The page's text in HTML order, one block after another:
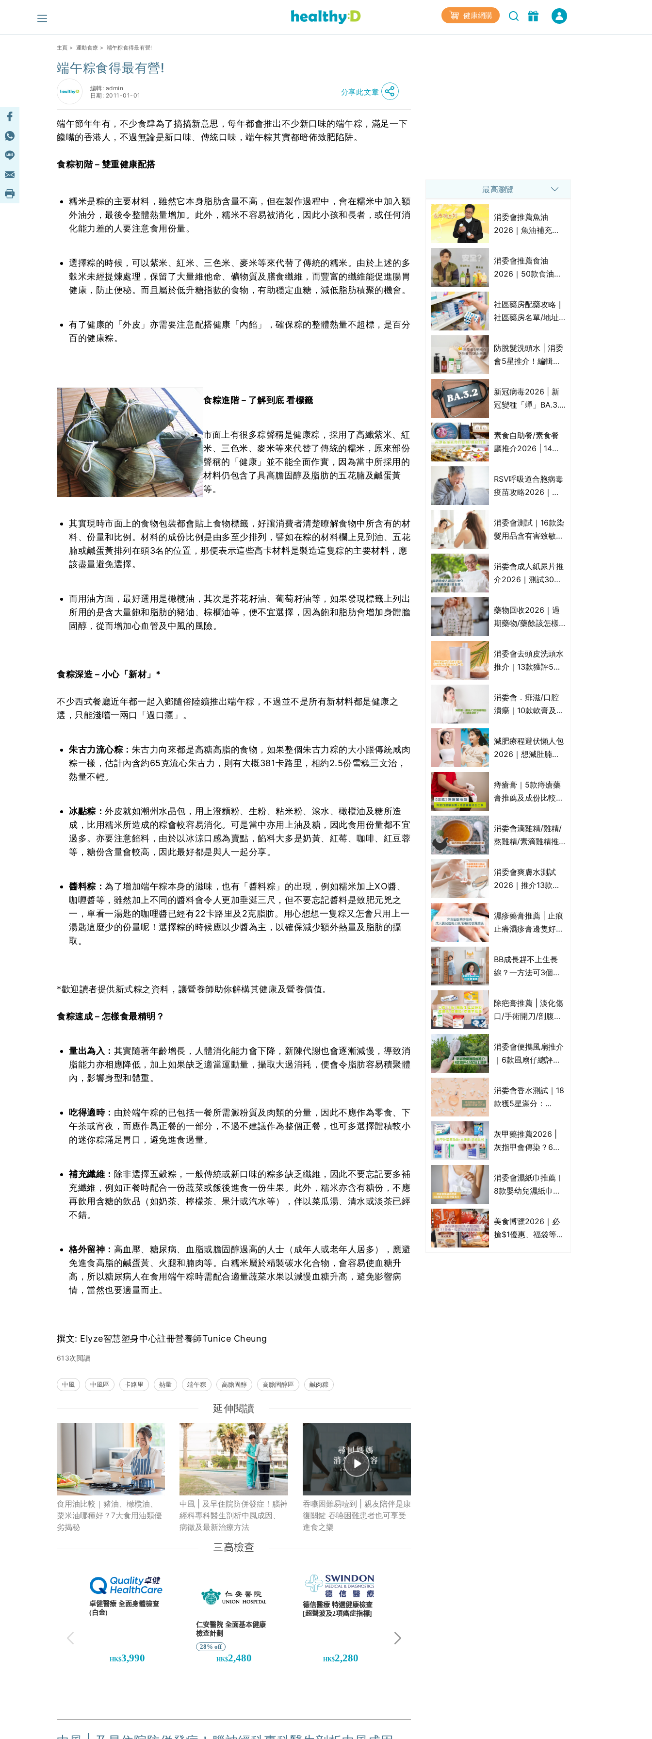
健康網購
主頁 > 運動食療 > 端午粽食得最有營!
端午粽食得最有營!
編輯: admin
日期: 2011-01-01
分享此文章
端午節年年有，不少食肆為了搞搞新意思，每年都會推出不少新口味的端午粽，滿足一下
饞嘴的香港人，不過無論是新口味、傳統口味，端午粽其實都暗佈致肥陷阱。
食粽初階－雙重健康配搭
糯米是粽的主要材料，雖然它本身脂肪含量不高，但在製作過程中，會在糯米中加入額
外油分，最後令整體熱量增加。此外，糯米不容易被消化，因此小孩和長者，或任何消
化能力差的人要注意食用份量。
選擇粽的時候，可以紫米、紅米、三色米、麥米等來代替了傳統的糯米。由於上述的多
穀米未經提煉處理，保留了大量維他命、礦物質及膳食纖維，而豐富的纖維能促進腸胃
健康，防止便秘。而且屬於低升糖指數的食物，有助穩定血糖，減低脂肪積聚的機會。
有了健康的「外皮」亦需要注意配搭健康「內餡」，確保粽的整體熱量不超標，是百分
百的健康粽。
食粽進階－了解到底 看標籤
市面上有很多粽聲稱是健康粽，採用了高纖紫米、紅
米、三色米、麥米等來代替了傳統的糯米，原來部份
聲稱的「健康」並不能全面作實，因為當中所採用的
材料仍包含了具高膽固醇及脂肪的五花腩及鹹蛋黃
等。
其實現時市面上的食物包裝都會貼上食物標籤，好讓消費者清楚瞭解食物中所含有的材
料、份量和比例。材料的成份比例是由多至少排列，譬如在粽的材料欄上見到油、五花
腩或鹹蛋黃排列在頭3名的位置，那便表示這些高卡材料是製造這隻粽的主要材料，應
該盡量避免選擇。
而用油方面，最好選用是橄欖油，其次是芥花籽油、葡萄籽油等，如果發現標籤上列出
所用的是含大量飽和脂肪的豬油、棕櫚油等，便不宜選擇，因為飽和脂肪會增加身體膽
固醇，從而增加心血管及中風的風險。
食粽深造－小心「新材」*
不少西式餐廳近年都一起入鄉隨俗陸續推出端午粽，不過並不是所有新材料都是健康之
選，只能淺嚐一兩口「過口癮」。
朱古力流心粽： 朱古力向來都是高糖高脂的食物，如果整個朱古力粽的大小跟傳統咸肉
粽一樣，估計內含約65克流心朱古力，則有大概381卡路里，相約2.5份雪糕三文治，
熱量不輕。
冰點粽：外皮就如潮州水晶包，用上澄麵粉、生粉、粘米粉、滾水、橄欖油及糖所造
成，比用糯米所造成的粽會較容易消化。可是當中亦用上油及糖，因此食用份量都不宜
過多。亦要注意餡料，由於以冰涼口感為賣點，餡料大多是奶黃、紅莓、咖啡、紅豆蓉
等，糖份含量會較高，因此最好都是與人一起分享。
醬料粽：為了增加端午粽本身的滋味，也有「醬料粽」的出現，例如糯米加上XO醬、
咖喱醬等，雖然加上不同的醬料會令人更加垂涎三尺，但不要忘記醬料是致肥元兇之
一，單看一湯匙的咖哩醬已經有22卡路里及2克脂肪。用心想想一隻粽又怎會只用上一
湯匙這麼少的份量呢！選擇粽的時候應以少醬為主，以確保減少額外熱量及脂肪的攝
取。
*歡迎讀者提供新式粽之資料，讓營養師助你解構其健康及營養價值。
食粽速成－怎樣食最精明？
量出為入： 其實隨著年齡增長，人體消化能力會下降，新陳代謝也會逐漸減慢，導致消
脂能力亦相應降低，加上如果缺乏適當運動量，攝取大過消耗，便會令脂肪容易積聚體
內，影響身型和體重。
吃得適時： 由於端午粽的已包括一餐所需澱粉質及肉類的分量，因此不應作為零食、下
午茶或宵夜，而應作爲正餐的一部分，不過不建議作為整個正餐，也可多選擇體積較小
的迷你粽滿足胃口，避免進食過量。
補充纖維： 除非選擇五穀粽，一般傳統或新口味的粽多缺乏纖維，因此不要忘記要多補
充纖維，例如正餐時配合一份蔬菜或飯後進食一份生果。此外，糯米亦含有糖份，不應
再飲用含糖的飲品（如奶茶、檸檬茶、果汁或汽水等），伴以菜瓜湯、清水或淡茶已經
不錯。
格外留神： 高血壓、糖尿病、血脂或膽固醇過高的人士（成年人或老年人居多），應避
免進食高脂的鹹蛋黃、火腿和腩肉等。白糯米屬於精製碳水化合物，會容易使血糖升
高，所以糖尿病人在食用端午粽時需配合適量蔬菜水果以減慢血糖升高，避免影響病
情，當然也要適量而止。
撰文: Elyze智慧塑身中心註冊營養師Tunice Cheung
613次閱讀
中風 中風區 卡路里 熱量 端午粽 高膽固醇 高膽固醇區 鹹肉粽
延伸閱讀
食用油比較｜豬油、橄欖油、
粟米油哪種好？7大食用油類優
劣揭秘
中風 | 及早住院防併發症！腦神
經科專科醫生剖析中風成因、
病徵及最新治療方法
吞嚥困難易噎到 | 親友陪伴是康
復關鍵 吞嚥困難患者也可享受
進食之樂
最高瀏覽
消委會推薦魚油
2026｜魚油補充劑
名單｜附1款國際魚
油標準5星認證 針對
消委會推薦食油
2026｜50款食油評
物｜21款健康煮食油
總評達5星滿分名單
花籽油/花生油等)
社區藥房配藥攻略｜
社區藥房名單/地址/
法一覽表｜社區藥房
是甚麼？可以申請藥
防脫髮洗頭水 | 消委
會5星推介！編輯加
比較：位元堂、呂、
PANTOGAR、純素
新冠病毒2026 | 新
冠變種「蟬」BA.3.2
播、風險與預防方法
一文睇
素食自助餐/素食餐
廳推介2026 | 14間
中式/印度/東南亞/港
式/Fusion素食齋菜
RSV呼吸道合胞病毒
疫苗攻略2026｜
高危？RSV疫苗價錢
比較、打針後反應處
消委會測試｜16款染
髮用品含有害致敏物
介!50惠、Return回
本、Furnte、Rerise
消委會成人紙尿片推
介2026｜測試30款
滲墊防漏表現/回滲/
化學物質檢測等｜5
藥物回收2026｜過
期藥物/藥餘該怎樣
地點一覽｜屈臣氏、
萬寧、首衛、綠領行
消委會去頭皮洗頭水
推介｜13款獲評5星
KLORANE、沙宣、
呂、LUX等上榜｜4
消委會．痱滋/口腔
潰瘍｜10款軟膏及啫
屬處方藥物？有哪些
受關注成分？｜必知
減肥療程避伏懶人包
2026｜想減肚腩但
VS不良黑店5大手法
對比｜SLIMTONE減
痔瘡膏｜5款痔瘡藥
膏推薦及成份比較
有效紓緩痔瘡疼痛痕
癢｜附痔瘡成因及病
消委會滴雞精/雞精/
熬雞精/素滴雞精推
款含致癌物 9款總評
達5星滿分名單 屈臣
消委會爽膚水測試
2026｜推介13款總
Cetaphil、The
Ordinary、
濕疹藥膏推薦 | 止痕
止癢濕疹膏邊隻好？
膏/濕疹膏 嬰兒BB濕
疹皮膚適用！紓緩防
一覽)
BB成長趕不上生長
線？一方法可3個月
懂得把握1歲起「長
高黃金期」
除疤膏推薦 | 淡化傷
口/手術開刀/剖腹生
藥膏/除疤筆/除疤貼
比較（消委會教揀選
消委會便攜風扇推介
｜6款風扇仔總評達
品 MUJI、
Francfranc、
消委會香水測試｜18
款獲5星滿分：
ARMANI、Marks &
Spencer、CHANEL
灰甲藥推薦2026 |
灰指甲會傳染？6款
膏/抗甲癬油劑的功
效/價格比較：羅霉
消委會濕紙巾推薦︱
8款嬰幼兒濕紙巾獲
屈臣氏watsons、強
生Johnson's等｜測
美食博覽2026｜必
搶$1優惠、福袋等精